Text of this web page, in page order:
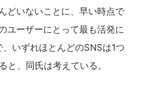
どいないことに、早い時点で
ユーザーにとって最も活発に
いずれほとんどのSNSは1つ
と、同氏は考えている。